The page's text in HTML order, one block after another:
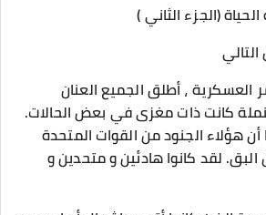
العسكرية ، أطلق الجميع العنان
كانت ذات مغزى في بعض الحالات.
هؤلاء الجنود من القوات المتحدة
البق. لقد كانوا هادئين و متحدين و